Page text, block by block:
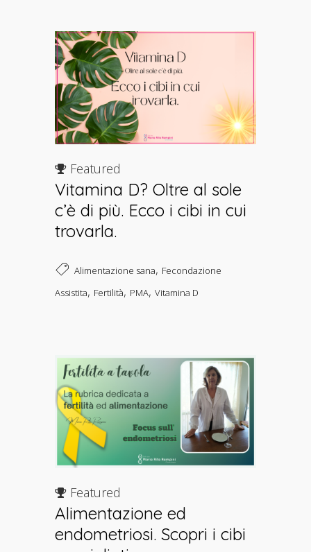
Featured
Vitamina D? Oltre al sole
c’è di più. Ecco i cibi in cui
trovarla.
Alimentazione sana, Fecondazione
Assistita, Fertilità, PMA, Vitamina D
Featured
Alimentazione ed
endometriosi. Scopri i cibi